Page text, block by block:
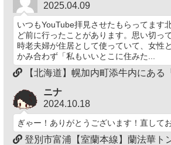
2025.04.09
いつもYouTube拝見させたもらってます
ど前に行ったことがあります。思い切っ
時老夫婦が住居として使っていて、女性
かみ合わず「私もいいとこに住みた...
【北海道】幌加内町添牛内にある
ニナ
2024.10.18
ぎゃー！ありがとうございます！直して
登別市富浦【室蘭本線】蘭法華ト